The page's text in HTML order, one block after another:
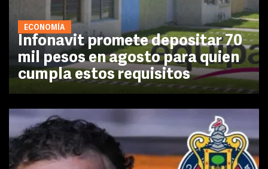
ECONOMÍA
Infonavit promete depositar 70
mil pesos en agosto para quien
cumpla estos requisitos